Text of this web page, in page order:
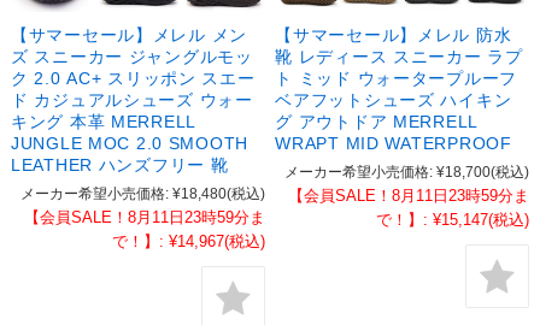
【サマーセール】メレル メン
ズ スニーカー ジャングルモッ
ク 2.0 AC+ スリッポン スエー
ド カジュアルシューズ ウォー
キング 本革 MERRELL
JUNGLE MOC 2.0 SMOOTH
LEATHER ハンズフリー 靴
メーカー希望小売価格: ¥18,480(税込)
【会員SALE！8月11日23時59分ま
で！】: ¥14,967(税込)
【サマーセール】メレル 防水
靴 レディース スニーカー ラプ
ト ミッド ウォータープルーフ
ベアフットシューズ ハイキン
グ アウトドア MERRELL
WRAPT MID WATERPROOF
メーカー希望小売価格: ¥18,700(税込)
【会員SALE！8月11日23時59分ま
で！】: ¥15,147(税込)